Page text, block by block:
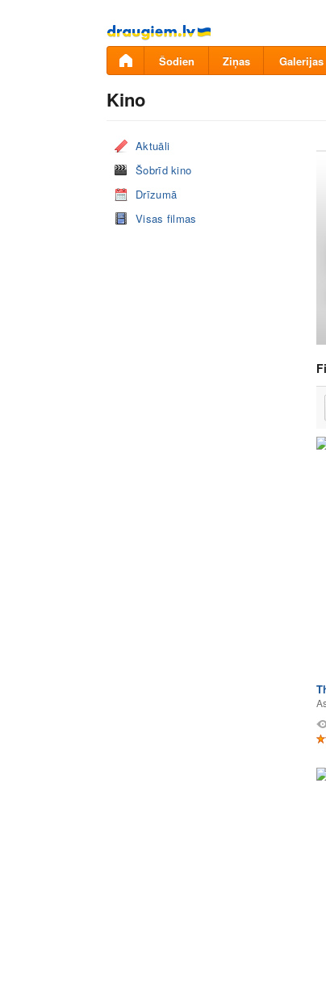
Pāriet
uz
saturu
Šodien Ziņas Galerijas
Kino
Aktuāli
Šobrīd kino
Drīzumā
Visas filmas